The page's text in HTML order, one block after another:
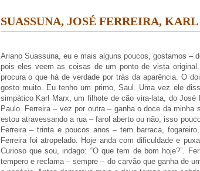
SUASSUNA, JOSÉ FERREIRA,
Ariano Suassuna, eu e mais alguns poucos, gostamos –
pois eles veem as coisas de um ponto de vista
procura o que há de verdade por trás da aparência. O
gosto muito. Eu tenho um primo, Saul. Uma vez ele
simpático Karl Marx, um filhote de cão vira-lata, do José
Paulo. Ferreira – vez por outra – ganha o doce da
estou atravessando a rua – farol aberto ou não, isso
Ferreira – trinta e poucos anos – tem barraca,
Ferreira foi atropelado. Hoje anda com dificuldade e
Curioso que sou, indago: “O que tem de bom hoje?”.
tempero e reclama – sempre – do carvão que ganha de